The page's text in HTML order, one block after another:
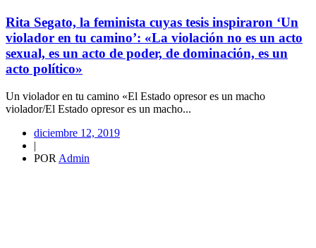
Rita Segato, la feminista cuyas tesis inspiraron ‘Un
violador en tu camino’: «La violación no es un acto
sexual, es un acto de poder, de dominación, es un
acto político»
Un violador en tu camino «El Estado opresor es un macho
violador/El Estado opresor es un macho...
diciembre 12, 2019
|
POR Admin